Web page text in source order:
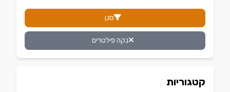
סנן
נקה פילטרים
קטגוריות